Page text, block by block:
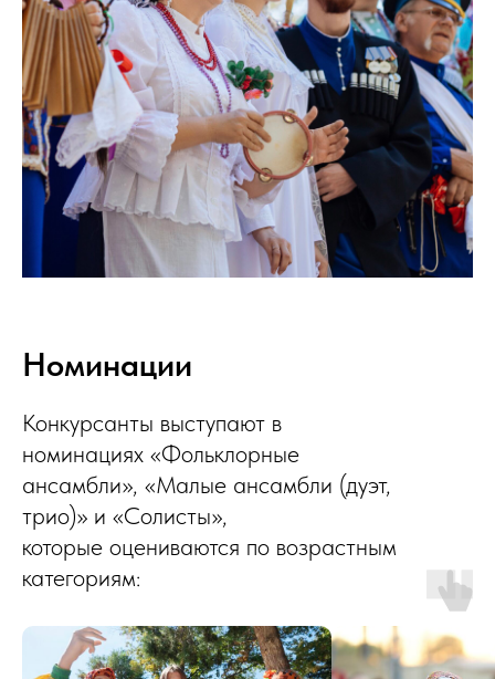
Номинации
Конкурсанты выступают в
номинациях «Фольклорные
ансамбли», «Малые ансамбли (дуэт,
трио)» и «Солисты»,
которые оцениваются по возрастным
категориям: